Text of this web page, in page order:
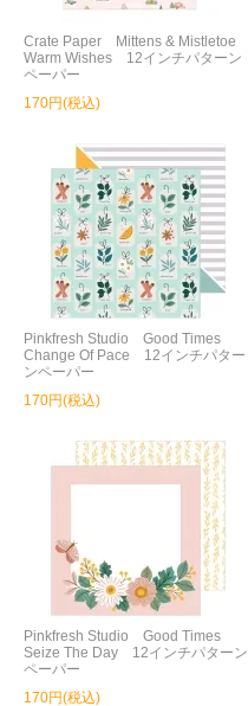
Crate Paper Mittens & Mistletoe
Warm Wishes 12インチパターン
ペーパー
170円(税込)
Pinkfresh Studio Good Times
Change Of Pace 12インチパター
ンペーパー
170円(税込)
Pinkfresh Studio Good Times
Seize The Day 12インチパターン
ペーパー
170円(税込)